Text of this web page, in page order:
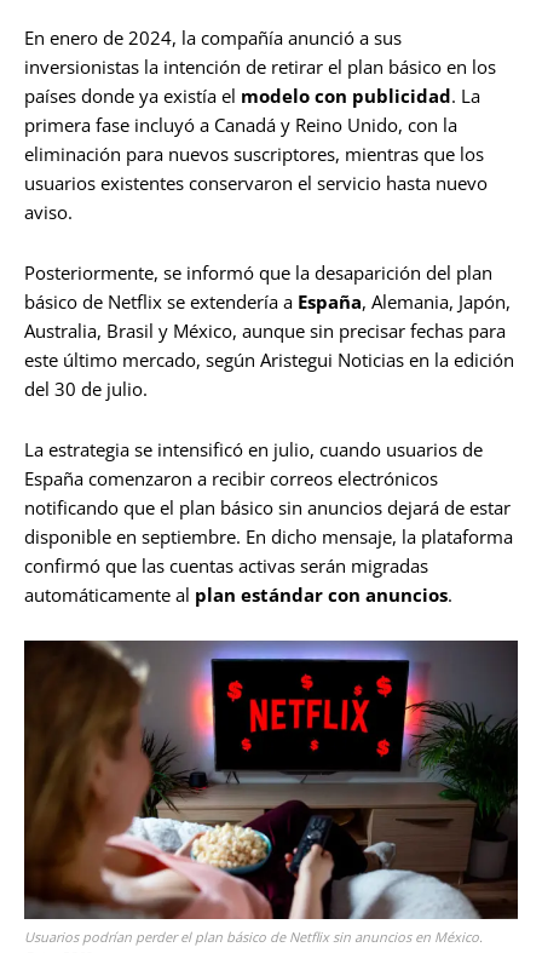
En enero de 2024, la compañía anunció a sus
inversionistas la intención de retirar el plan básico en los
países donde ya existía el modelo con publicidad. La
primera fase incluyó a Canadá y Reino Unido, con la
eliminación para nuevos suscriptores, mientras que los
usuarios existentes conservaron el servicio hasta nuevo
aviso.
Posteriormente, se informó que la desaparición del plan
básico de Netflix se extendería a España, Alemania, Japón,
Australia, Brasil y México, aunque sin precisar fechas para
este último mercado, según Aristegui Noticias en la edición
del 30 de julio.
La estrategia se intensificó en julio, cuando usuarios de
España comenzaron a recibir correos electrónicos
notificando que el plan básico sin anuncios dejará de estar
disponible en septiembre. En dicho mensaje, la plataforma
confirmó que las cuentas activas serán migradas
automáticamente al plan estándar con anuncios.
Usuarios podrían perder el plan básico de Netflix sin anuncios en México.